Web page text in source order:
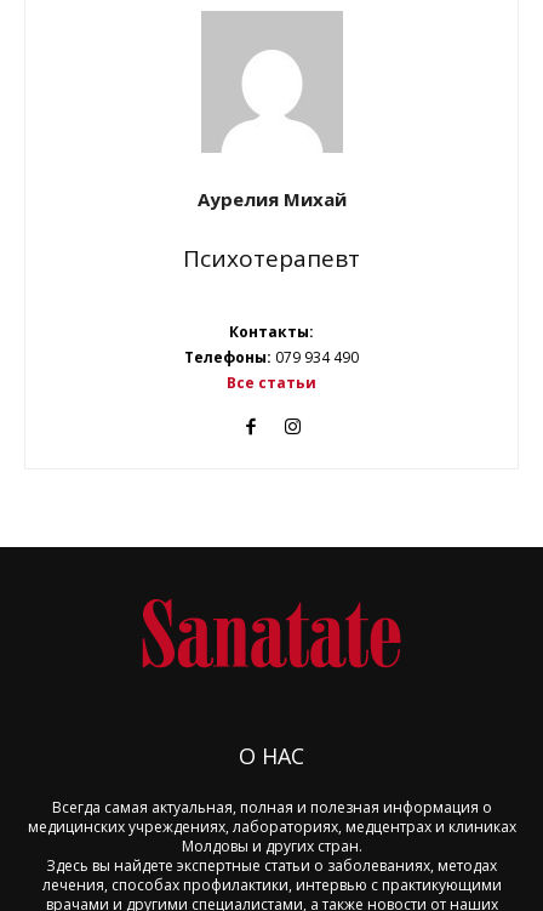
Аурелия Михай
Психотерапевт
Контакты:
Телефоны: 079 934 490
Все статьи
О НАС
Всегда самая актуальная, полная и полезная информация о
медицинских учреждениях, лабораториях, медцентрах и клиниках
Молдовы и других стран.
Здесь вы найдете экспертные статьи о заболеваниях, методах
лечения, способах профилактики, интервью с практикующими
врачами и другими специалистами, а также новости от наших